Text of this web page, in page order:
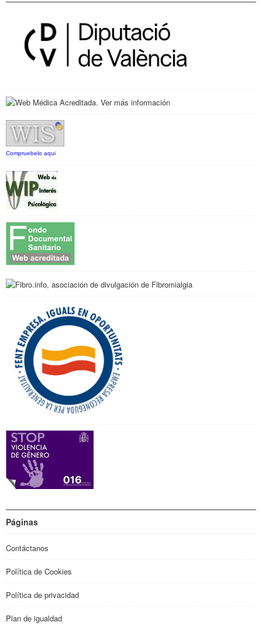
Compruebelo aqui
Páginas
Contáctanos
Política de Cookies
Política de privacidad
Plan de igualdad